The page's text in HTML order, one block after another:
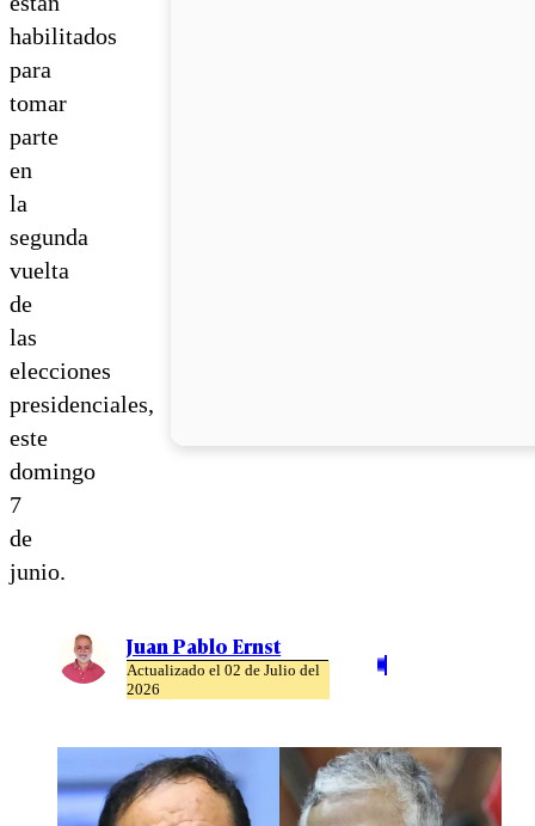
habilitados
para
tomar
parte
en
la
segunda
vuelta
de
las
elecciones
presidenciales,
este
domingo
7
de
junio.
Juan Pablo Ernst
Actualizado el 02 de Julio del
2026